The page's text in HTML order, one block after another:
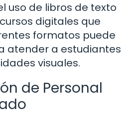
uso de libros de texto
digitales que
formatos puede
atender a estudiantes
visuales.
de Personal